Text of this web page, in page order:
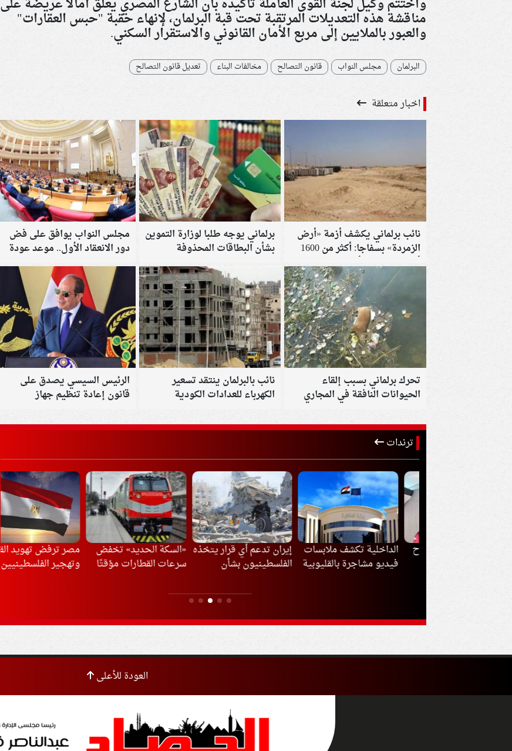
مناقشة هذه التعديلات المرتقبة تحت قبة البرلمان، لإنهاء حقبة "حبس العقارات"
والعبور بالملايين إلى مربع الأمان القانوني والاستقرار السكني.
البرلمان مجلس النواب قانون التصالح مخالفات البناء تعديل قانون التصالح
اخبار متعلقة
نائب برلماني يكشف أزمة «أرض
الزمردة» بسفاجا: أكثر من 1600
أسرة لم تتسلم أراضيها
برلماني يوجه طلبا لوزارة التموين
بشأن البطاقات المحذوفة
مجلس النواب يوافق على فض
دور الانعقاد الأول.. موعد عودة
الجلسات
تحرك برلماني بسبب إلقاء
الحيوانات النافقة في المجاري
نائب بالبرلمان ينتقد تسعير
الكهرباء للعدادات الكودية
الرئيس السيسي يصدق على
قانون إعادة تنظيم جهاز
ترندات
الداخلية تكشف ملابسات
فيديو مشاجرة بالقليوبية
إيران تدعم أي قرار يتخذه
الفلسطينيون بشأن
«السكة الحديد» تخفض
سرعات القطارات مؤقتًا
مصر ترفض تهويد القدس
وتهجير الفلسطينيين
العودة للأعلى